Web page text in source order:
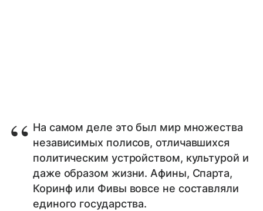
На самом деле это был мир множества
независимых полисов, отличавшихся
политическим устройством, культурой и
даже образом жизни. Афины, Спарта,
Коринф или Фивы вовсе не составляли
единого государства.